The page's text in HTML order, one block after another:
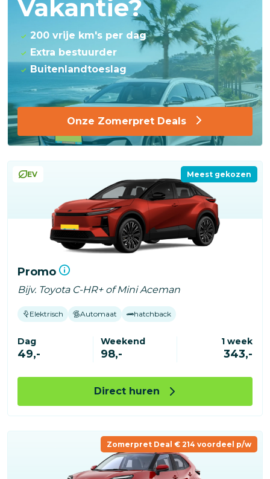
Vakantie?
200 vrije km's per dag
Extra bestuurder
Buitenlandtoeslag
Onze Zomerpret Deals
EV Meest gekozen
Promo
Bijv. Toyota C-HR+ of Mini Aceman
Elektrisch Automaat hatchback
Dag
49,-
Weekend
98,-
1 week
343,-
Direct huren
Zomerpret Deal € 214 voordeel p/w